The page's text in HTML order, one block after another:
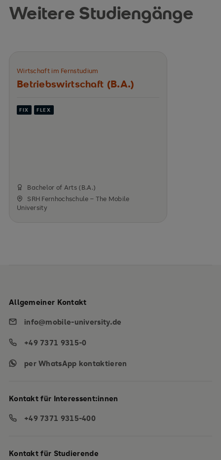
Weitere Studiengänge
Wirtschaft im Fernstudium
Betriebswirtschaft (B.A.)
FIX FLEX
Bachelor of Arts (B.A.)
SRH Fernhochschule – The Mobile
University
Allgemeiner Kontakt
info@mobile-university.de
+49 7371 9315-0
per WhatsApp kontaktieren
Kontakt für Interessent:innen
+49 7371 9315-400
Kontakt für Studierende